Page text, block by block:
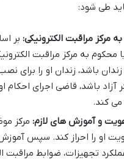
طی شود:
مرکز مراقبت الکترونیکی:
محکوم به مرکز مراقبت
زندان باشد، زندان او را برای
آزاد باشد، قاضی اجرای احکام
می کند.
و آموزش های لازم: مرکز
او را احراز کند. سپس
تجهیزات، ضوابط مراقبت